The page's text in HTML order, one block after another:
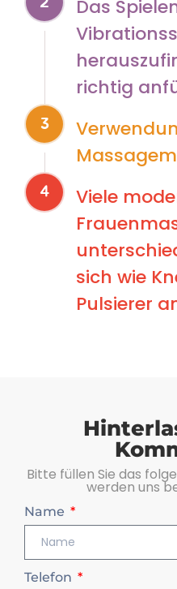
Das
richtig
3
4
Viele
sich wie
Pulsierer
Bitte füllen Sie das
werden uns
Name
Telefon